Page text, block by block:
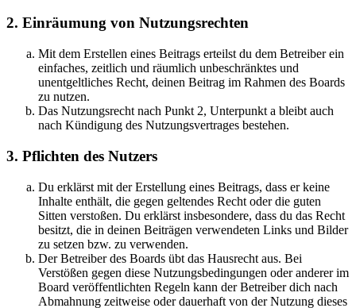
2. Einräumung von Nutzungsrechten
Mit dem Erstellen eines Beitrags erteilst du dem Betreiber ein
einfaches, zeitlich und räumlich unbeschränktes und
unentgeltliches Recht, deinen Beitrag im Rahmen des Boards
zu nutzen.
Das Nutzungsrecht nach Punkt 2, Unterpunkt a bleibt auch
nach Kündigung des Nutzungsvertrages bestehen.
3. Pflichten des Nutzers
Du erklärst mit der Erstellung eines Beitrags, dass er keine
Inhalte enthält, die gegen geltendes Recht oder die guten
Sitten verstoßen. Du erklärst insbesondere, dass du das Recht
besitzt, die in deinen Beiträgen verwendeten Links und Bilder
zu setzen bzw. zu verwenden.
Der Betreiber des Boards übt das Hausrecht aus. Bei
Verstößen gegen diese Nutzungsbedingungen oder anderer im
Board veröffentlichten Regeln kann der Betreiber dich nach
Abmahnung zeitweise oder dauerhaft von der Nutzung dieses